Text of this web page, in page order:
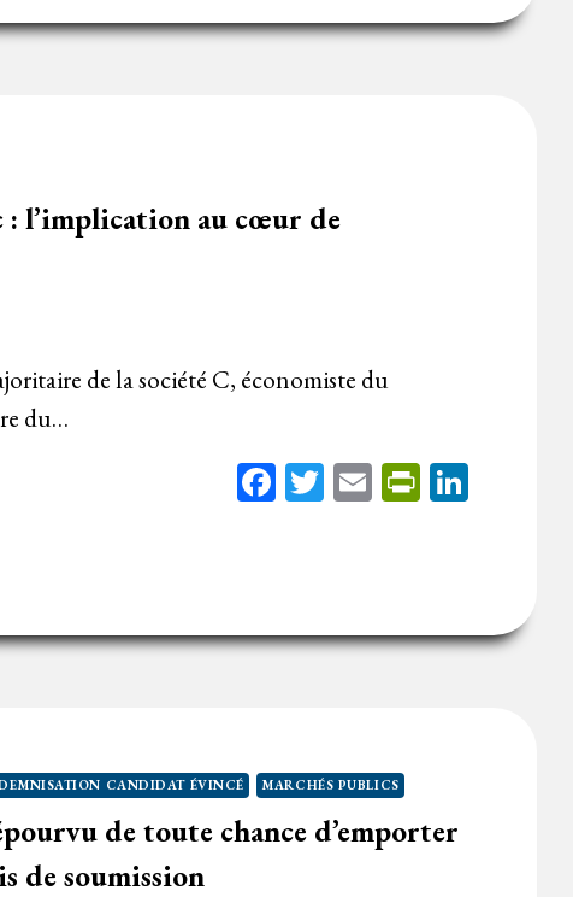
l’implication au cœur de
de la société C, économiste du
du…
Facebook
Twitter
Email
CANDIDAT ÉVINCÉ MARCHÉS PUBLICS
de toute chance d’emporter
de soumission